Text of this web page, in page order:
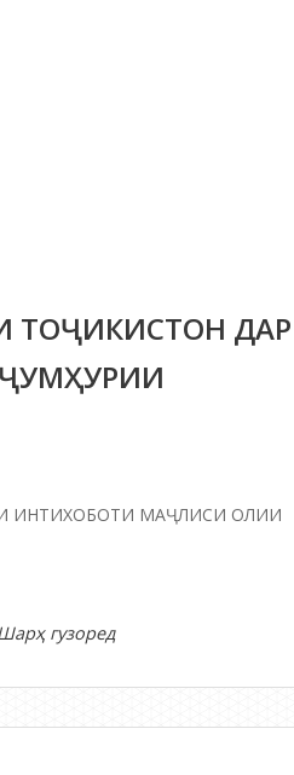
ТОҶИКИСТОН ДАР
ИНТИХОБОТИ МАҶЛИСИ ОЛИИ
гузореддар
КОНСТИТУТСИОНИИ
ҶУМҲУРИИ